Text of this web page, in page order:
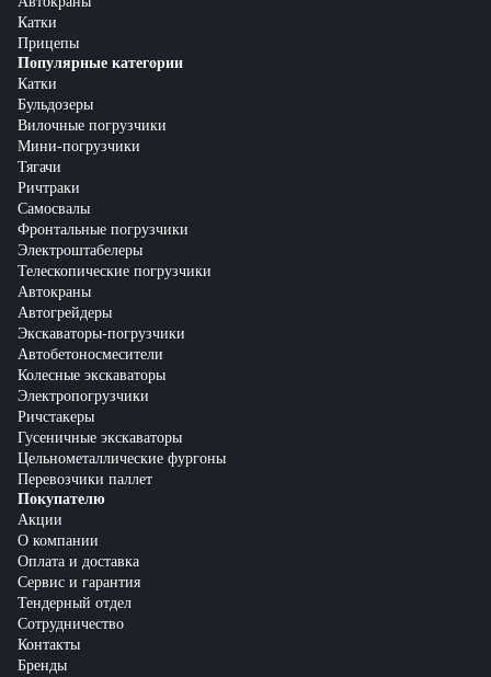
Катки
Прицепы
Популярные категории
Катки
Бульдозеры
Вилочные погрузчики
Мини-погрузчики
Тягачи
Ричтраки
Самосвалы
Фронтальные погрузчики
Электроштабелеры
Телескопические погрузчики
Автокраны
Автогрейдеры
Экскаваторы-погрузчики
Автобетоносмесители
Колесные экскаваторы
Электропогрузчики
Ричстакеры
Гусеничные экскаваторы
Цельнометаллические фургоны
Перевозчики паллет
Покупателю
Акции
О компании
Оплата и доставка
Сервис и гарантия
Тендерный отдел
Сотрудничество
Контакты
Бренды